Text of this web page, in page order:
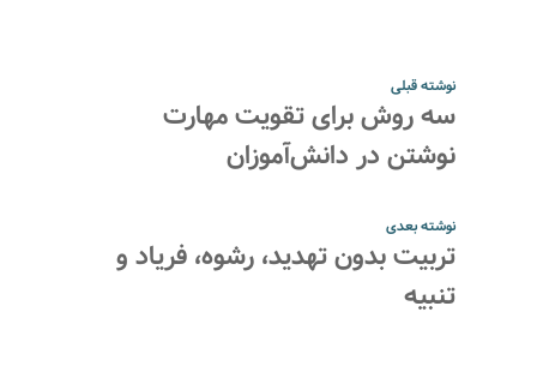
نوشته قبلی
سه روش برای تقویت مهارت
نوشتن در دانش‌آموزان
نوشته بعدی
تربیت بدون تهدید، رشوه، فریاد و
تنبیه